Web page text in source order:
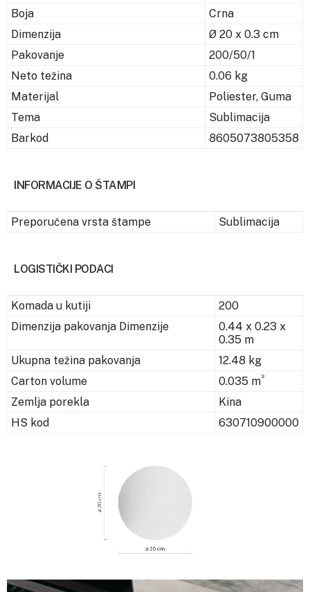
Boja
Crna
Dimenzija
Ø 20 x 0.3 cm
Pakovanje
200/50/1
Neto težina
0.06 kg
Materijal
Poliester, Guma
Tema
Sublimacija
Barkod
8605073805358
INFORMACIJE O ŠTAMPI
Preporučena vrsta štampe Sublimacija
LOGISTIČKI PODACI
Komada u kutiji
200
Dimenzija pakovanja Dimenzije
0.44 x 0.23 x
0.35 m
Ukupna težina pakovanja
12.48 kg
Carton volume
0.035 m3
Zemlja porekla
Kina
HS kod
630710900000